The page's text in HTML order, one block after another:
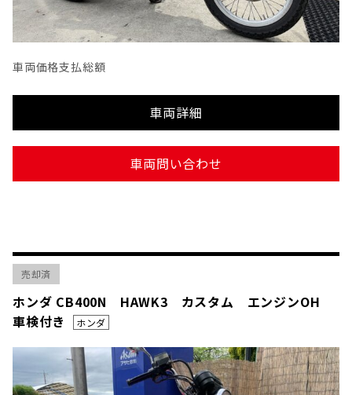
車両価格支払総額
車両詳細
車両問い合わせ
売却済
ホンダ CB400N HAWK3 カスタム エンジンOH
車検付き
ホンダ